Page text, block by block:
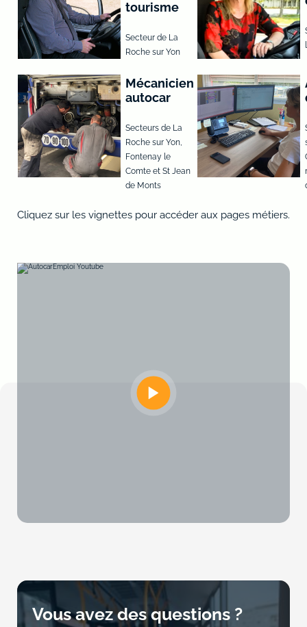
tourisme
Secteur de La
Roche sur Yon
Mécanicien
autocar
Secteurs de La
Roche sur Yon,
Fontenay le
Comte et St Jean
de Monts
Cliquez sur les vignettes pour accéder aux pages métiers.
Vous avez des questions ?